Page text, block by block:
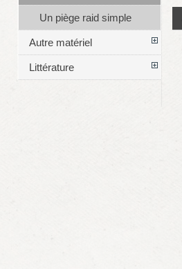
Un piège raid simple
Autre matériel
Littérature